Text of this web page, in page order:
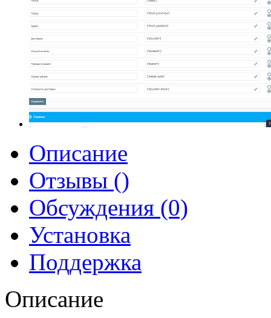
Описание
Отзывы ()
Обсуждения (0)
Установка
Поддержка
Описание